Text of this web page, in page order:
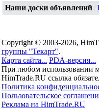
Наши доски объявлений
Copyright © 2003-2026,
группы "Текарт".
Карта сайта... PDA-версия...
При любом использовании
HimTrade.RU ссылка
Политика
Пользовательское
Реклама на HimTrade.RU